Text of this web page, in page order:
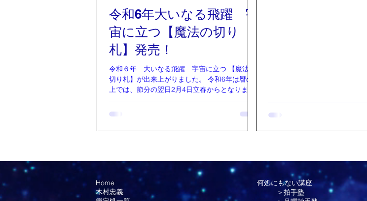
令和6年大いなる飛躍 宇
宙に立つ【魔法の切り
札】発売！
令和６年 大いなる飛躍 宇宙に立つ 【魔法の
切り札】が出来上がりました。 令和6年は暦の
上では、節分の翌日2月4日立春からとなりま
す。 その1年間を応援、サポートしてくれる
【魔法の切り札】ができあがってきました。 今
す！！。...
Home
木村忠義
何処にもない講座
＞拍手塾